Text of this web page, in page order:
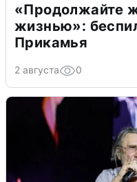
«Продолжайте
жизнью»:
Прикамья
2 августа 0